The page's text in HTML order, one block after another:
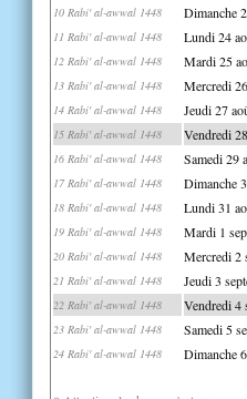
10 Rabi' al-awwal 1448 Dimanche
11 Rabi' al-awwal 1448 Lundi 24
12 Rabi' al-awwal 1448 Mardi 25
13 Rabi' al-awwal 1448 Mercredi
14 Rabi' al-awwal 1448 Jeudi 27
15 Rabi' al-awwal 1448 Vendredi
16 Rabi' al-awwal 1448 Samedi 29
17 Rabi' al-awwal 1448 Dimanche
18 Rabi' al-awwal 1448 Lundi 31
19 Rabi' al-awwal 1448 Mardi 1
20 Rabi' al-awwal 1448 Mercredi 2
21 Rabi' al-awwal 1448 Jeudi 3
22 Rabi' al-awwal 1448 Vendredi 4
23 Rabi' al-awwal 1448 Samedi 5
24 Rabi' al-awwal 1448 Dimanche